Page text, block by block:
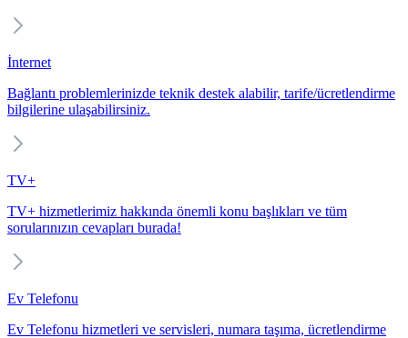
İnternet
Bağlantı problemlerinizde teknik destek alabilir, tarife/ücretlendirme
bilgilerine ulaşabilirsiniz.
TV+
TV+ hizmetlerimiz hakkında önemli konu başlıkları ve tüm
sorularınızın cevapları burada!
Ev Telefonu
Ev Telefonu hizmetleri ve servisleri, numara taşıma, ücretlendirme